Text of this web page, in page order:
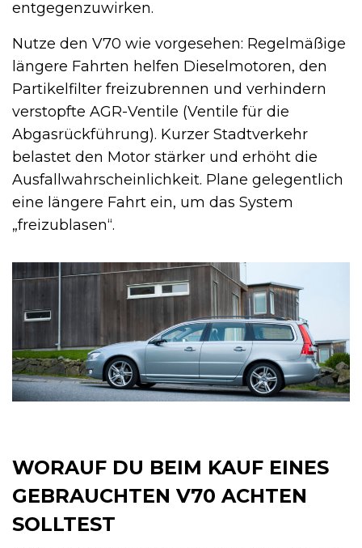
entgegenzuwirken.
Nutze den V70 wie vorgesehen: Regelmäßige
längere Fahrten helfen Dieselmotoren, den
Partikelfilter freizubrennen und verhindern
verstopfte AGR-Ventile (Ventile für die
Abgasrückführung). Kurzer Stadtverkehr
belastet den Motor stärker und erhöht die
Ausfallwahrscheinlichkeit. Plane gelegentlich
eine längere Fahrt ein, um das System
„freizublasen“.
WORAUF DU BEIM KAUF EINES
GEBRAUCHTEN V70 ACHTEN
SOLLTEST